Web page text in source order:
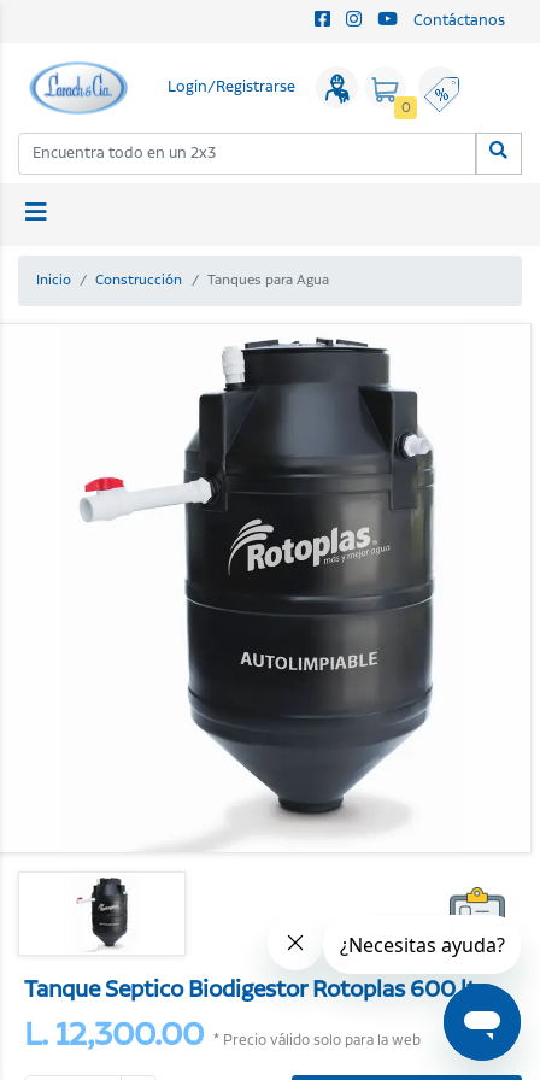
Contáctanos
Login/Registrarse
0
Inicio Construcción Tanques para Agua
Tanque Septico Biodigestor Rotoplas 600 lts
L. 12,300.00 * Precio válido solo para la web